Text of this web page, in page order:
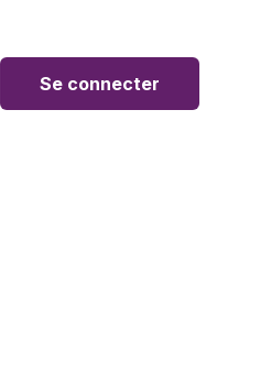
Se connecter